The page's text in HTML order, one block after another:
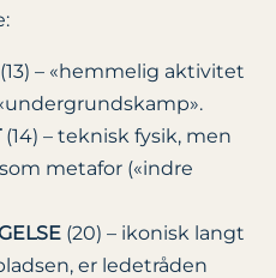
– «hemmelig aktivitet
(14) – teknisk fysik, men
metafor («indre
(20) – ikonisk langt
er ledetråden